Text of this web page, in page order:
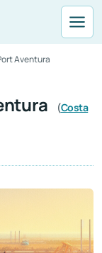
Aventura
(Costa